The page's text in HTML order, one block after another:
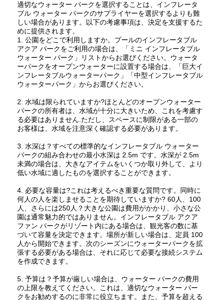
適切なウォーター パークを選択することは、インフレータ
ブル ウォーター パークのサプライヤーを選択するよりも難
しい場合があります。以下の考慮事項は、決定を支援するた
めに提供されます。
1. 公園をどこで利用しますか。プールのインフレータブル
アクア パークをご利用の場合は、「ミニ インフレータブル
ウォーター パーク」リストからお選びください。ウォータ
ーパークをオープンウォーターに設置する場合は、「巨大イ
ンフレータブルウォーターパーク」「中型インフレータブル
ウォーターパーク」からお選びください。
2. 水域は限られていますか?ほとんどのオープンウォーター
パークの所有者は、水域が十分に大きいため、これを考慮す
る必要はありません.ただし、スペースに制限がある一部の
お客様は、水域を注意深く確認する必要があります。
3. 水深は？すべての標準的なインフレータブル ウォーター
パークの組み合わせの最小水深は 2.5m です。水深が 2.5m
未満の場合は、大きなアイテムをいくつか取り外して、より
低い水域に適したものを選択することができます。
4. 必要な容量は?これは考えるべき重要な質問です。同時に
何人の人を楽しませることを期待していますか? 60人、100
人、さらには250人？大きな公園は費用がかかり、小さな公
園は通常魅力的ではありません。インフレータブル アクア
ファン パークがリゾート内にある場合は、観光客の数に基
づいて容量を決定できます。場所が新しい場合は、定員 100
人から開始できます。次のシーズンにウォーターパークを拡
張する必要がある場合は、それに応じて必要な接続システム
を作成できます。
5. 予算は？予算が厳しい場合は、ウォーター パークの費用
の上限を教えてください。これは、適切なウォーター パー
クをお勧めするのに非常に役立ちます。また、予算を超える